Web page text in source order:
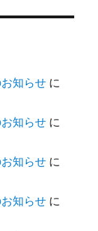
知らせ に
知らせ に
知らせ に
知らせ に